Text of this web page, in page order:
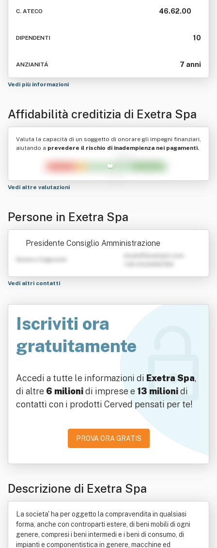
C. ATECO 46.62.00
DIPENDENTI 10
ANZIANITÁ 7 anni
Vedi più informazioni
Affidabilità creditizia di Exetra Spa
Valuta la capacità di un soggetto di onorare gli impegni finanziari,
aiutando a prevedere il rischio di inadempienza nei pagamenti.
Vedi altre valutazioni
Persone in Exetra Spa
Presidente Consiglio Amministrazione
Nome e Cognome
Vedi altri contatti
Iscriviti ora
gratuitamente
Accedi a tutte le informazioni di Exetra Spa,
di altre 6 milionidi imprese e 13 milionidi
contatti con i prodotti Cerved pensati per te!
PROVA ORA GRATIS
Descrizione di Exetra Spa
La societa' ha per oggetto la compravendita in qualsiasi
forma, anche con controparti estere, di beni mobili di ogni
genere, compresi i beni intermedi e i beni di consumo, di
impianti e componentistica in genere, macchine ed